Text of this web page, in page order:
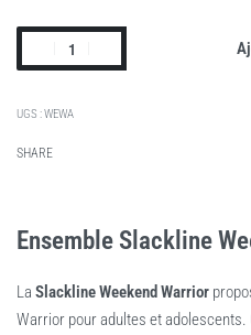
WEWA
SHARE
Ensemble Slackline
La Slackline Weekend Warrior
Warrior pour adultes et adolescents.